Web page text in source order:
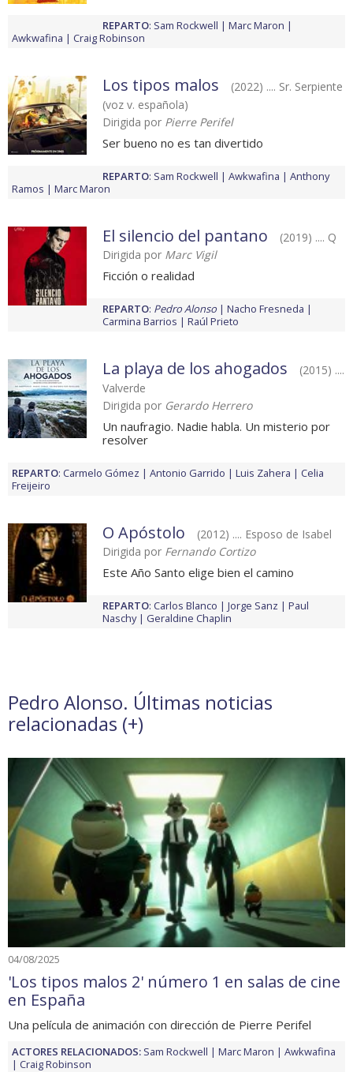
REPARTO: Sam Rockwell
Marc Maron
Awkwafina
Craig Robinson
Los tipos malos
(2022) .... Sr. Serpiente
(voz v. española)
Dirigida por Pierre Perifel
Ser bueno no es tan divertido
REPARTO: Sam Rockwell Awkwafina
Anthony
Ramos
Marc Maron
El silencio del pantano
(2019) .... Q
Dirigida por Marc Vigil
Ficción o realidad
REPARTO: Pedro Alonso
Nacho Fresneda
Carmina Barrios
Raúl Prieto
La playa de los ahogados
(2015) ....
Valverde
Dirigida por Gerardo Herrero
Un naufragio. Nadie habla. Un misterio por
resolver
REPARTO: Carmelo Gómez Antonio Garrido Luis Zahera
Celia
Freijeiro
O Apóstolo
(2012) .... Esposo de Isabel
Dirigida por Fernando Cortizo
Este Año Santo elige bien el camino
REPARTO: Carlos Blanco Jorge Sanz
Paul
Naschy
Geraldine Chaplin
Pedro Alonso. Últimas noticias
relacionadas (+)
04/08/2025
'Los tipos malos 2' número 1 en salas de cine
en España
Una película de animación con dirección de Pierre Perifel
ACTORES RELACIONADOS: Sam Rockwell Marc Maron
Awkwafina
Craig Robinson